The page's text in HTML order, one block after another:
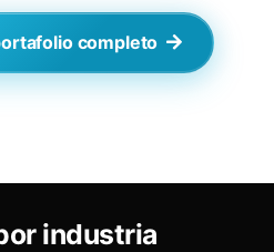
completo
industria